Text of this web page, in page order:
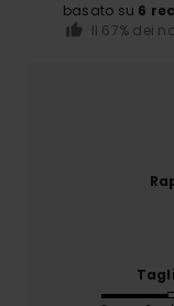
basato su 6
Il 67% dei